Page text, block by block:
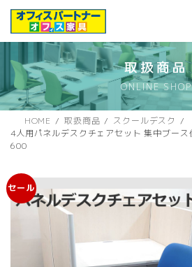
ス
キ
ン
に
取扱商品
ONLINE SHOP
HOME 取扱商品
スクールデスク
4人用パネルデスクチェアセット 集中ブー
600
セール